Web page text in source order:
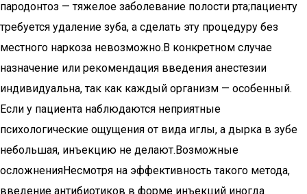
пародонтоз — тяжелое заболевание полости рта;пациенту
требуется удаление зуба, а сделать эту процедуру без
местного наркоза невозможно.В конкретном случае
назначение или рекомендация введения анестезии
индивидуальна, так как каждый организм — особенный.
Если у пациента наблюдаются неприятные
психологические ощущения от вида иглы, а дырка в зубе
небольшая, инъекцию не делают.Возможные
осложненияНесмотря на эффективность такого метода,
введение антибиотиков в форме инъекций иногда